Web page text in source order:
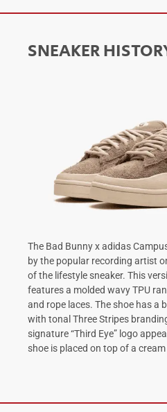
SNEAKER
The Bad Bunny x adidas
by the popular recording artist
of the lifestyle sneaker. This
features a molded wavy TPU
and rope laces. The shoe has a
with tonal Three Stripes
signature “Third Eye” logo
shoe is placed on top of a